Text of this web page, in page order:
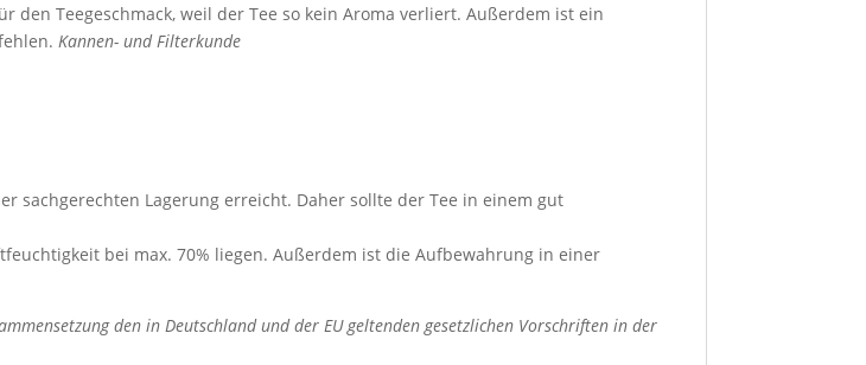
den Teegeschmack, weil der Tee so kein Aroma verliert. Außerdem ist ein
Kannen- und Filterkunde
sachgerechten Lagerung erreicht. Daher sollte der Tee in einem gut
bei max. 70% liegen. Außerdem ist die Aufbewahrung in einer
den in Deutschland und der EU geltenden gesetzlichen Vorschriften in der